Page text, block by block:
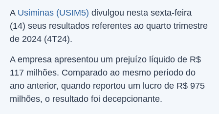
A Usiminas (USIM5) divulgou nesta sexta-feira
(14) seus resultados referentes ao quarto trimestre
de 2024 (4T24).
A empresa apresentou um prejuízo líquido de R$
117 milhões. Comparado ao mesmo período do
ano anterior, quando reportou um lucro de R$ 975
milhões, o resultado foi decepcionante.